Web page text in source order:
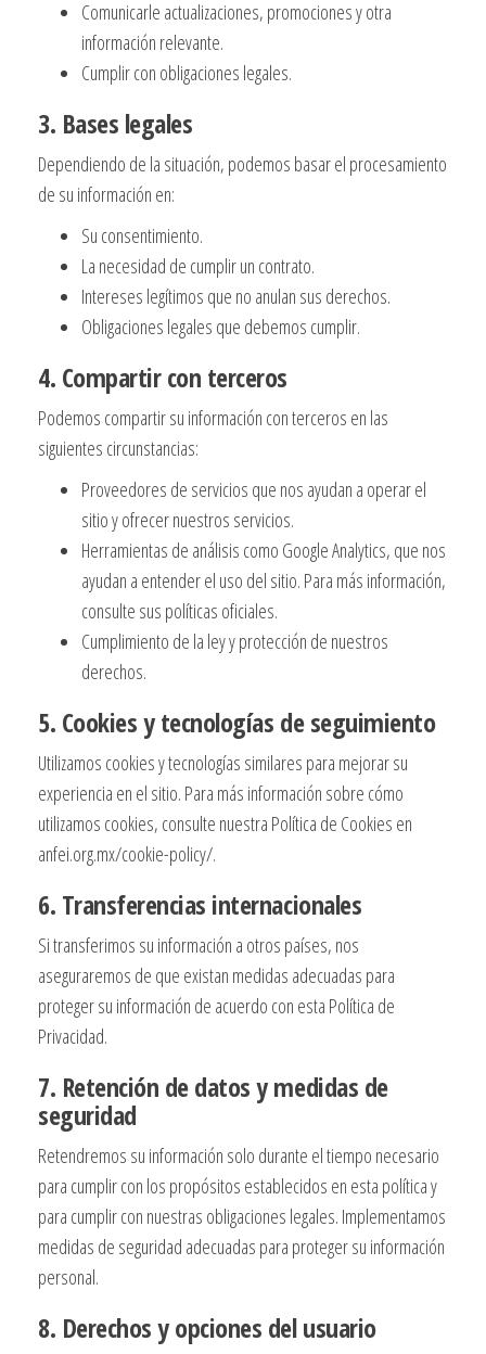
Comunicarle actualizaciones, promociones y otra
información relevante.
Cumplir con obligaciones legales.
3. Bases legales
Dependiendo de la situación, podemos basar el procesamiento
de su información en:
Su consentimiento.
La necesidad de cumplir un contrato.
Intereses legítimos que no anulan sus derechos.
Obligaciones legales que debemos cumplir.
4. Compartir con terceros
Podemos compartir su información con terceros en las
siguientes circunstancias:
Proveedores de servicios que nos ayudan a operar el
sitio y ofrecer nuestros servicios.
Herramientas de análisis como Google Analytics, que nos
ayudan a entender el uso del sitio. Para más información,
consulte sus políticas oficiales.
Cumplimiento de la ley y protección de nuestros
derechos.
5. Cookies y tecnologías de seguimiento
Utilizamos cookies y tecnologías similares para mejorar su
experiencia en el sitio. Para más información sobre cómo
utilizamos cookies, consulte nuestra Política de Cookies en
anfei.org.mx/cookie-policy/.
6. Transferencias internacionales
Si transferimos su información a otros países, nos
aseguraremos de que existan medidas adecuadas para
proteger su información de acuerdo con esta Política de
Privacidad.
7. Retención de datos y medidas de
seguridad
Retendremos su información solo durante el tiempo necesario
para cumplir con los propósitos establecidos en esta política y
para cumplir con nuestras obligaciones legales. Implementamos
medidas de seguridad adecuadas para proteger su información
personal.
8. Derechos y opciones del usuario